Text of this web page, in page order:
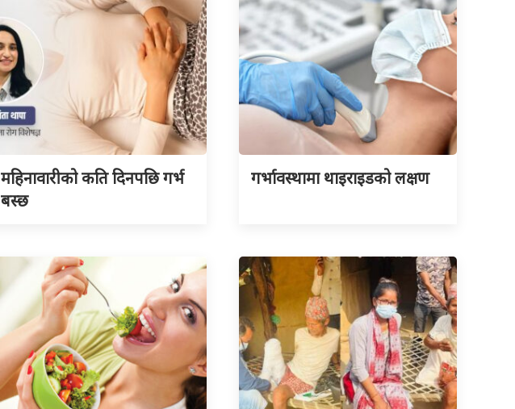
महिनावारीको कति दिनपछि गर्भ
बस्छ
गर्भावस्थामा थाइराइडको लक्षण